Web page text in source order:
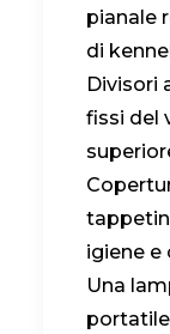
pianale
di
Divisori
fissi del
igiene e
Una